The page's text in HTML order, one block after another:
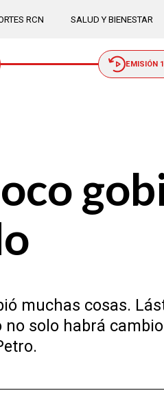
RCN SALUD Y BIENESTAR
EMISIÓN
muchas cosas.
solo habrá